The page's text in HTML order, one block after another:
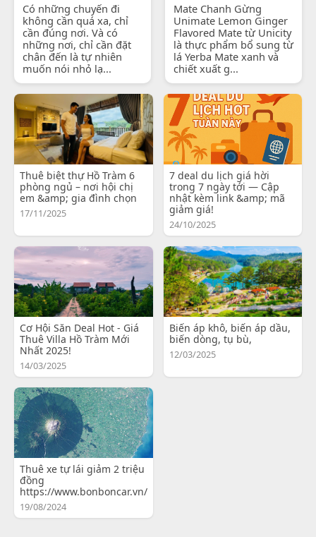
Có những chuyến đi
không cần quá xa, chỉ
cần đúng nơi. Và có
những nơi, chỉ cần đặt
chân đến là tự nhiên
muốn nói nhỏ lạ...
Mate Chanh Gừng
Unimate Lemon Ginger
Flavored Mate từ Unicity
là thực phẩm bổ sung từ
lá Yerba Mate xanh và
chiết xuất g...
Thuê biệt thự Hồ Tràm 6
phòng ngủ – nơi hội chị
em &amp; gia đình chọn
17/11/2025
7 deal du lịch giá hời
trong 7 ngày tới — Cập
nhật kèm link &amp; mã
giảm giá!
24/10/2025
Cơ Hội Săn Deal Hot - Giá
Thuê Villa Hồ Tràm Mới
Nhất 2025!
14/03/2025
Biến áp khô, biến áp dầu,
biến dòng, tụ bù,
12/03/2025
Thuê xe tự lái giảm 2 triệu
đồng
https://www.bonboncar.vn/
19/08/2024